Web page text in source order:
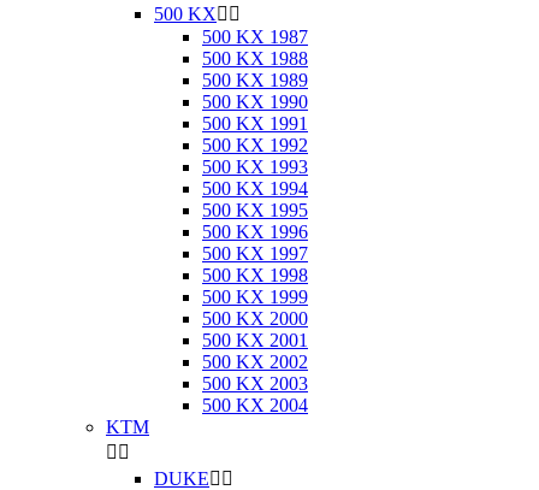
500 KX 
500 KX 1987
500 KX 1988
500 KX 1989
500 KX 1990
500 KX 1991
500 KX 1992
500 KX 1993
500 KX 1994
500 KX 1995
500 KX 1996
500 KX 1997
500 KX 1998
500 KX 1999
500 KX 2000
500 KX 2001
500 KX 2002
500 KX 2003
500 KX 2004
KTM
 
DUKE 